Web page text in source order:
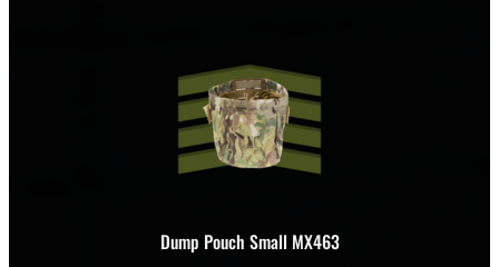
Dump Pouch Small MX463